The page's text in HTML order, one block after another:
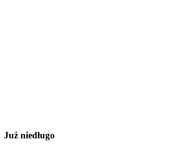
Już niedługo